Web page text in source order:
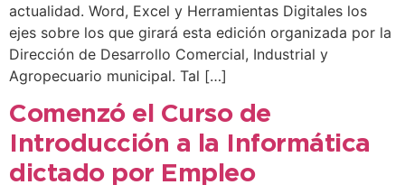
actualidad. Word, Excel y Herramientas Digitales los
ejes sobre los que girará esta edición organizada por la
Dirección de Desarrollo Comercial, Industrial y
Agropecuario municipal. Tal […]
Comenzó el Curso de
Introducción a la Informática
dictado por Empleo